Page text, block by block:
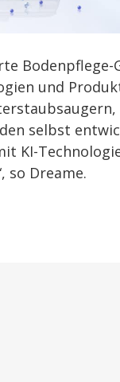
und
selbst
KI-
so Dreame.